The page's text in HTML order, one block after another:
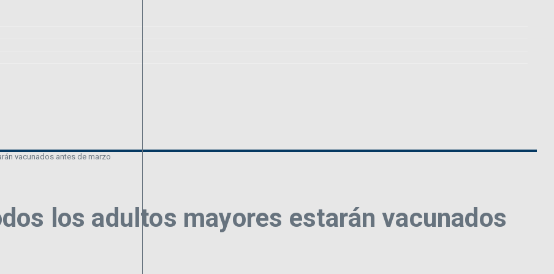
vacunados antes de marzo
los adultos mayores estarán vacunados